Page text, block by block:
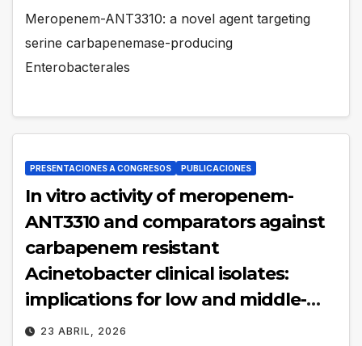
Meropenem-ANT3310: a novel agent targeting
serine carbapenemase-producing
Enterobacterales
PRESENTACIONES A CONGRESOS PUBLICACIONES
In vitro activity of meropenem-
ANT3310 and comparators against
carbapenem resistant
Acinetobacter clinical isolates:
implications for low and middle-
income countries (LMIC)
23 ABRIL, 2026